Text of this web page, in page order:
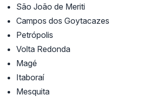
São João de Meriti
Campos dos Goytacazes
Petrópolis
Volta Redonda
Magé
Itaboraí
Mesquita